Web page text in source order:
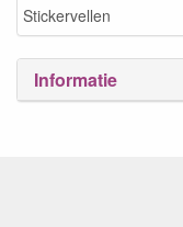
Stickervellen
Informatie